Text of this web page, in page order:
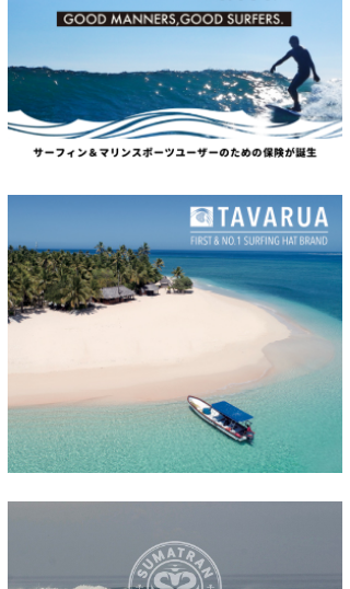
Romisea